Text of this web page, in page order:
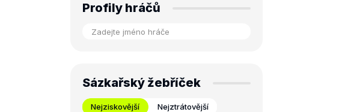
Profily hráčů
Sázkařský žebříček
Nejziskovější Nejztrátovější